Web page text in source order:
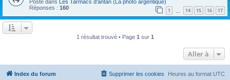
Posté dans Les Tarmacs d'antan (La photo argentique)
Réponses : 160 1 14 15 16 17
1 résultat trouvé • Page 1 sur 1
Aller à
Index du forum Heures au format UTC
Supprimer les cookies